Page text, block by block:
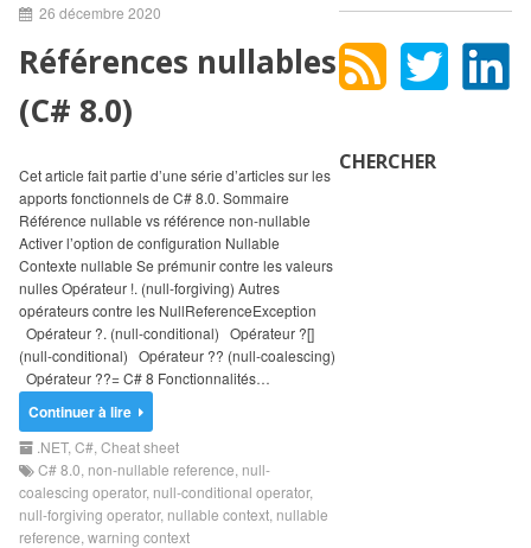
26 décembre 2020
Références nullables
(C# 8.0)
Cet article fait partie d’une série d’articles sur les
apports fonctionnels de C# 8.0. Sommaire
Référence nullable vs référence non-nullable
Activer l’option de configuration Nullable
Contexte nullable Se prémunir contre les valeurs
nulles Opérateur !. (null-forgiving) Autres
opérateurs contre les NullReferenceException
Opérateur ?. (null-conditional) Opérateur ?[]
(null-conditional) Opérateur ?? (null-coalescing)
Opérateur ??= C# 8 Fonctionnalités…
Continuer à lire
.NET, C# Cheat sheet
C# 8.0 non-nullable reference null-
coalescing operator, null-conditional operator,
null-forgiving operator, nullable context nullable
reference warning context
CHERCHER